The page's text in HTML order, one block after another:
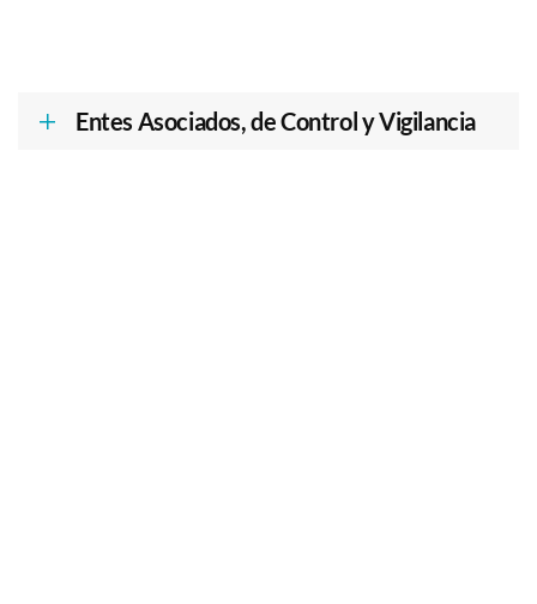
Entes Asociados, de Control y Vigilancia